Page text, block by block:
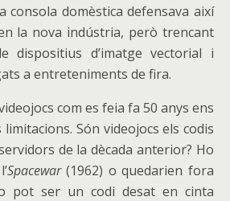
consola domèstica defensava així
la nova indústria, però trencant
dispositius d’imatge vectorial i
a entreteniments de fira.
com es feia fa 50 anys ens
Són videojocs els codis
de la dècada anterior? Ho
Spacewar(1962) o quedarien fora
pot ser un codi desat en cinta